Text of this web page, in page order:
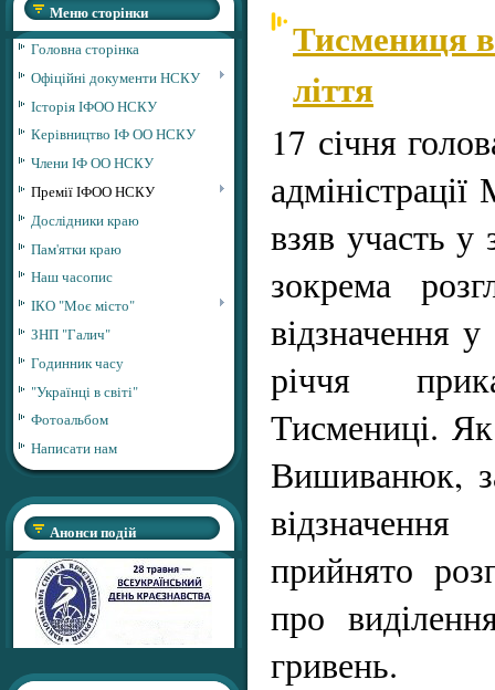
Меню сторінки
Головна сторінка
Офіційні документи НСКУ
Історія ІФОО НСКУ
Керівництво ІФ ОО НСКУ
Члени ІФ ОО НСКУ
Премії ІФОО НСКУ
Дослідники краю
Пам'ятки краю
Наш часопис
ІКО "Моє місто"
ЗНП "Галич"
Годинник часу
"Українці в світі"
Фотоальбом
Написати нам
Анонси подій
Тисмениця
ліття
17 січня
взяв участь у
зокрема
відзначення
річчя
Тисмениці.
Вишиванюк,
прийнято
про
гривень.